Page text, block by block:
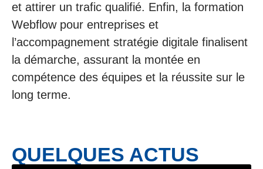
et attirer un trafic qualifié. Enfin, la formation
Webflow pour entreprises et
l’accompagnement stratégie digitale finalisent
la démarche, assurant la montée en
compétence des équipes et la réussite sur le
long terme.
QUELQUES ACTUS